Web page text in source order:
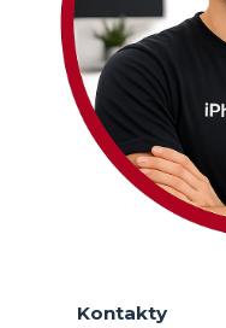
Kontakty